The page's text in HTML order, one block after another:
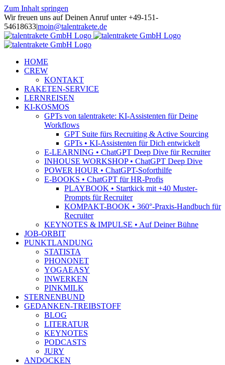
Zum Inhalt springen
Wir freuen uns auf Deinen Anruf unter +49-151-
54618633|moin@talentrakete.de
HOME
CREW
KONTAKT
RAKETEN-SERVICE
LERNREISEN
KI-KOSMOS
GPTs von talentrakete: KI-Assistenten für Deine
Workflows
GPT Suite fürs Recruiting & Active Sourcing
GPTs • KI-Assistenten für Dich entwickelt
E-LEARNING • ChatGPT Deep Dive für Recruiter
INHOUSE WORKSHOP • ChatGPT Deep Dive
POWER HOUR • ChatGPT-Soforthilfe
E-BOOKS • ChatGPT für HR-Profis
PLAYBOOK • Startkick mit +40 Muster-
Prompts für Recruiter
KOMPAKT-BOOK • 360°-Praxis-Handbuch für
Recruiter
KEYNOTES & IMPULSE • Auf Deiner Bühne
JOB-ORBIT
PUNKTLANDUNG
STATISTA
PHONONET
YOGAEASY
INWERKEN
PINKMILK
STERNENBUND
GEDANKEN-TREIBSTOFF
BLOG
LITERATUR
KEYNOTES
PODCASTS
JURY
ANDOCKEN